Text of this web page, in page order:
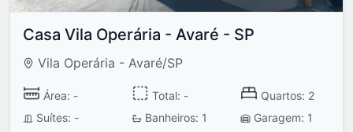
Casa Vila Operária - Avaré - SP
Vila Operária - Avaré/SP
Área: - Total: -
Quartos: 2
Suítes: -
Banheiros: 1 Garagem: 1